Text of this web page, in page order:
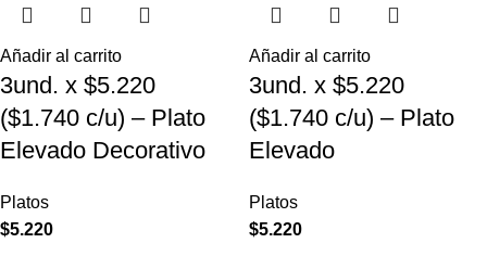
Añadir al carrito
3und. x $5.220
($1.740 c/u) – Plato
Elevado Decorativo
Platos
$5.220
Añadir al carrito
3und. x $5.220
($1.740 c/u) – Plato
Elevado
Platos
$5.220